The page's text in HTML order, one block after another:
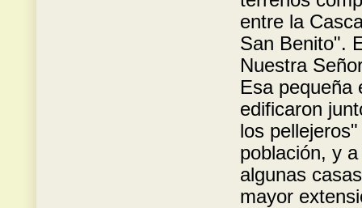
entre la
San Benito".
Nuestra
Esa pequeña
edificaron
los
población, y
algunas
mayor